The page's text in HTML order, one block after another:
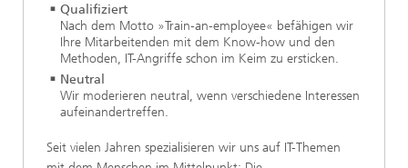
Qualifiziert
Nach dem Motto »Train-an-employee« befähigen wir
Ihre Mitarbeitenden mit dem Know-how und den
Methoden, IT-Angriffe schon im Keim zu ersticken.
Neutral
Wir moderieren neutral, wenn verschiedene Interessen
aufeinandertreffen.
Seit vielen Jahren spezialisieren wir uns auf IT-Themen